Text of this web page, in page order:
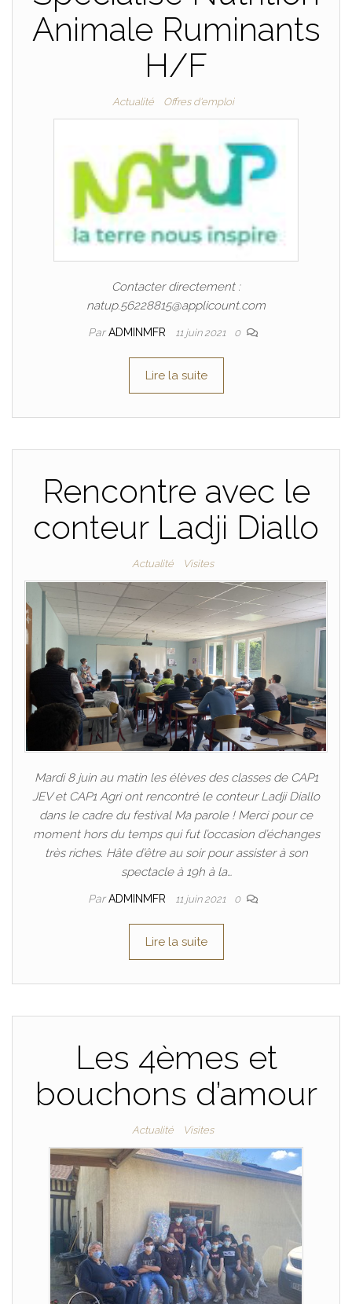
Animale Ruminants
H/F
Actualité Offres d'emploi
Contacter directement :
natup.56228815@applicount.com
ParADMINMFR 11 juin 2021 0
Lire la suite
Rencontre avec le
conteur Ladji Diallo
Actualité Visites
Mardi 8 juin au matin les élèves des classes de CAP1
JEV et CAP1 Agri ont rencontré le conteur Ladji Diallo
dans le cadre du festival Ma parole ! Merci pour ce
moment hors du temps qui fut l’occasion d’échanges
très riches. Hâte d’être au soir pour assister à son
spectacle à 19h à la…
ParADMINMFR 11 juin 2021 0
Lire la suite
Les 4èmes et
bouchons d’amour
Actualité Visites